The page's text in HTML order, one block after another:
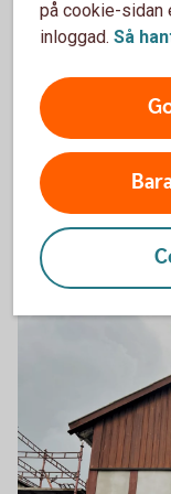
på cookie-sidan
inloggad. Så